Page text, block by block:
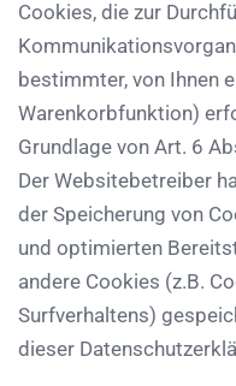
Cookies, die zur
bestimmter, von Ihnen
Warenkorbfunktion)
Grundlage von Art. 6
Der Websitebetreiber
der Speicherung von
und optimierten
andere Cookies (z.B.
Surfverhaltens)
dieser